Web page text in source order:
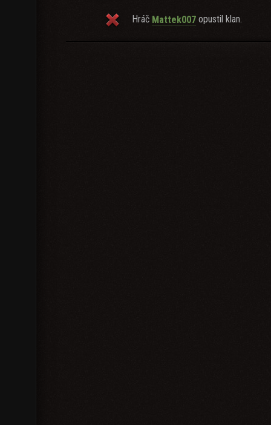
Hráč Mattek007 opustil klan.